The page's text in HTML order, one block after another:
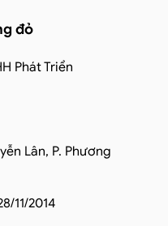
đỏ
Phát Triển
Lân, P. Phương
11/2014